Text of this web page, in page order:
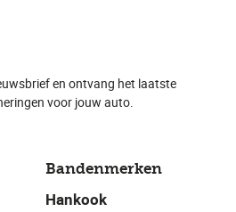
Bandenmerken
Hankook
en ontvang het laatste
voor jouw auto.